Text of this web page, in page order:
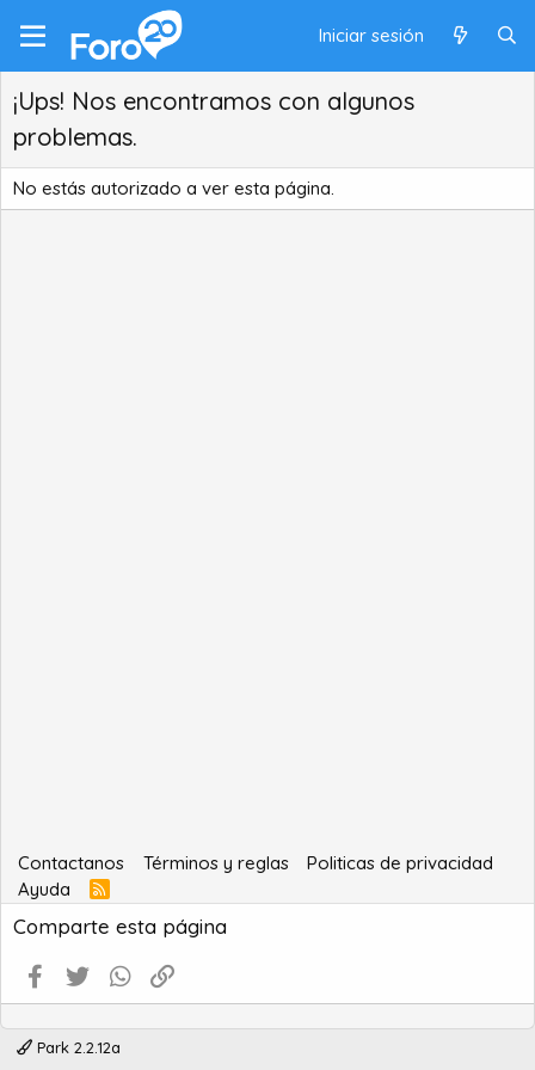
Iniciar sesión
¡Ups! Nos encontramos con algunos
problemas.
No estás autorizado a ver esta página.
Contactanos Términos y reglas
Politicas de privacidad
Ayuda
R
S
S
Comparte esta página
Facebook
Twitter WhatsApp
Park 2.2.12a